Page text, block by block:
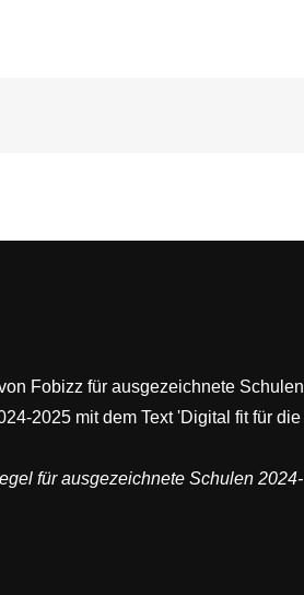
für ausgezeichnete Schulen 2024-